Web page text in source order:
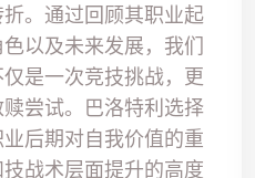
。通过回顾其职业起
以及未来发展，我们
是一次竞技挑战，更
尝试。巴洛特利选择
后期对自我价值的重
战术层面提升的高度